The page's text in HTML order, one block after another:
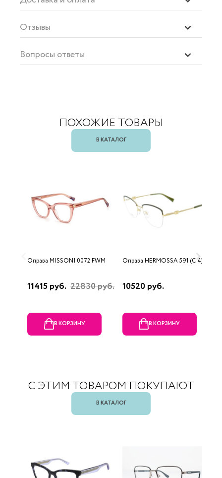
Отзывы
Вопросы ответы
ПОХОЖИЕ ТОВАРЫ
В КАТАЛОГ
Оправа MISSONI 0072 FWM
11415 руб. 22830 руб.
В КОРЗИНУ
Оправа HERMOSSA 591 (C 4)
10520 руб.
В КОРЗИНУ
С ЭТИМ ТОВАРОМ ПОКУПАЮТ
В КАТАЛОГ